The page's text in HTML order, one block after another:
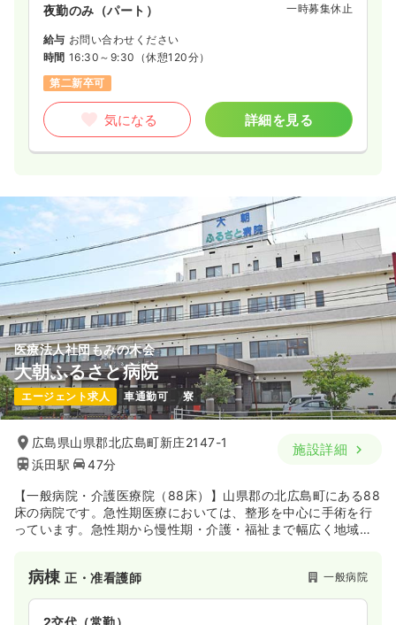
夜勤のみ（パート） 一時募集休止
給与 お問い合わせください
時間 16:30～9:30 （休憩120分）
第二新卒可
気になる 詳細を見る
医療法人社団もみの木会
大朝ふるさと病院
エージェント求人 車通勤可 寮
広島県山県郡北広島町新庄2147-1
浜田駅
47分
施設詳細
【一般病院・介護医療院（88床）】山県郡の北広島町にある88
床の病院です。急性期医療においては、整形を中心に手術を行
っています。急性期から慢性期・介護・福祉まで幅広く地域に
病棟正・准看護師 一般病院